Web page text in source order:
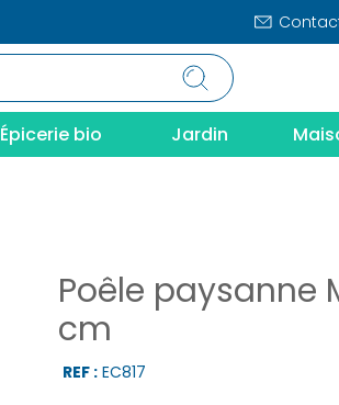
Épicerie bio Jardin
Poêle paysanne
cm
REF : EC817